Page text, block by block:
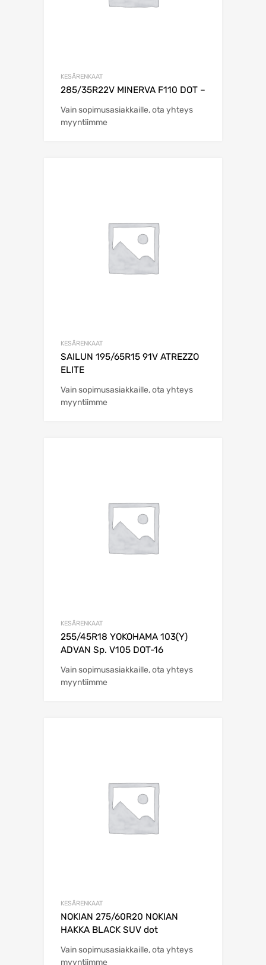
KESÄRENKAAT
285/35R22V MINERVA F110 DOT –
Vain sopimusasiakkaille, ota yhteys
myyntiimme
KESÄRENKAAT
SAILUN 195/65R15 91V ATREZZO
ELITE
Vain sopimusasiakkaille, ota yhteys
myyntiimme
KESÄRENKAAT
255/45R18 YOKOHAMA 103(Y)
ADVAN Sp. V105 DOT-16
Vain sopimusasiakkaille, ota yhteys
myyntiimme
KESÄRENKAAT
NOKIAN 275/60R20 NOKIAN
HAKKA BLACK SUV dot
Vain sopimusasiakkaille, ota yhteys
myyntiimme